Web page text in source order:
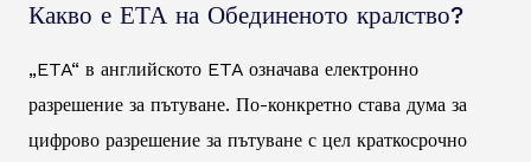
Какво е ЕТА на Обединеното кралство?
„ETA“ в английското ETA означава електронно
разрешение за пътуване. По-конкретно става дума за
цифрово разрешение за пътуване с цел краткосрочно